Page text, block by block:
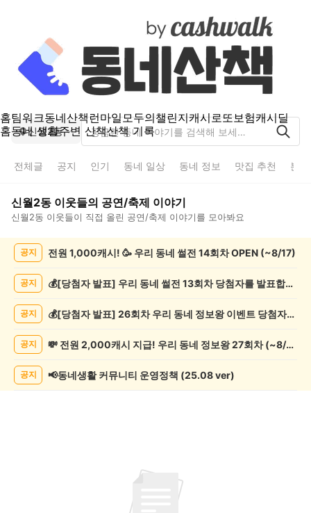
홈팀워크동네산책런마일모두의챌린지캐시로또보험캐시딜
홈동네 생활주변 산책산책 기록
신월2동
전체글 공지 인기 동네 일상 동네 정보 맛집 추천 분
신월2동 이웃들의 공연/축제 이야기
신월2동 이웃들이 직접 올린 공연/축제 이야기를 모아봐요
연/
목
공지 전원 1,000캐시! 🥳 우리 동네 썰전 14회차 OPEN (~8/17)
공지 💰[당첨자 발표] 우리 동네 썰전 13회차 당첨자를 발표합니다!
공지 💰[당첨자 발표] 26회차 우리 동네 정보왕 이벤트 당첨자를 발표합니다!
공지 💸 전원 2,000캐시 지급! 우리 동네 정보왕 27회차 (~8/10)
공지 📢동네생활 커뮤니티 운영정책 (25.08 ver)